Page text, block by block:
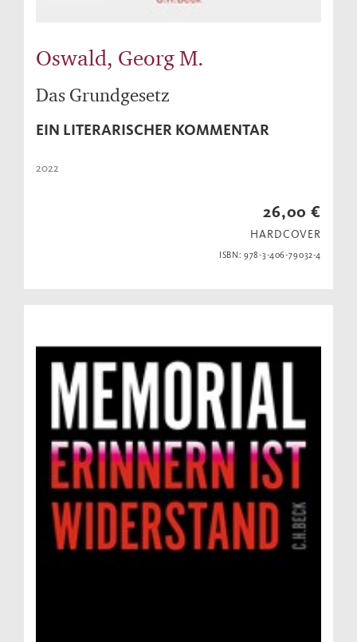
Oswald, Georg M.
Das Grundgesetz
EIN LITERARISCHER KOMMENTAR
2022
26,00 €
HARDCOVER
ISBN: 978-3-406-79032-4